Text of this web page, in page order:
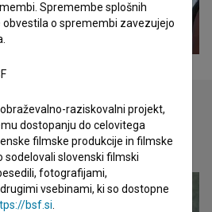
si
Spremembe splošnih
obvestila o spremembi zavezujejo
raziskovalni projekt,
dostopanju do celovitega
filmske produkcije in filmske
sodelovali slovenski filmski
fotografijami,
vsebinami, ki so dostopne
bsf.si